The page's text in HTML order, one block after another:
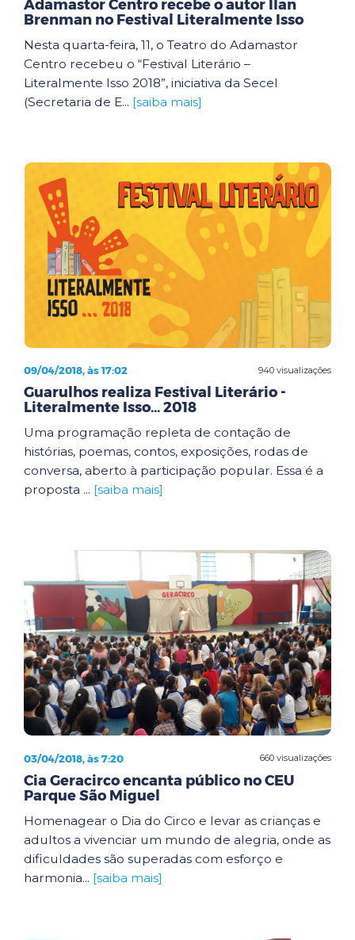
Adamastor Centro recebe o autor Ilan
Brenman no Festival Literalmente Isso
Nesta quarta-feira, 11, o Teatro do Adamastor
Centro recebeu o “Festival Literário –
Literalmente Isso 2018”, iniciativa da Secel
(Secretaria de E... [saiba mais]
940 visualizações
09/04/2018, às 17:02
Guarulhos realiza Festival Literário -
Literalmente Isso... 2018
Uma programação repleta de contação de
histórias, poemas, contos, exposições, rodas de
conversa, aberto à participação popular. Essa é a
proposta ... [saiba mais]
660 visualizações
03/04/2018, às 7:20
Cia Geracirco encanta público no CEU
Parque São Miguel
Homenagear o Dia do Circo e levar as crianças e
adultos a vivenciar um mundo de alegria, onde as
dificuldades são superadas com esforço e
harmonia... [saiba mais]